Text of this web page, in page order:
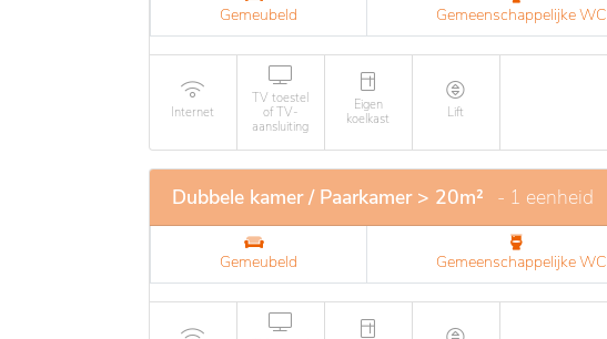
Gemeubeld Gemeenschappelijke WC
Internet
TV toestel
of TV-
aansluiting
Eigen
koelkast
Lift
Dubbele kamer / Paarkamer > 20m² - 1 eenheid
Gemeubeld Gemeenschappelijke WC